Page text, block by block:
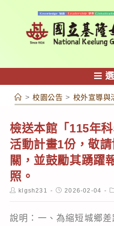
容
> 校園公告 > 校外宣導與
檢送本館「115年
活動計畫1份，敬
關，並鼓勵其踴躍
照。
Postklgsh231
Post2026-02-04
說明：一、為縮短城鄉